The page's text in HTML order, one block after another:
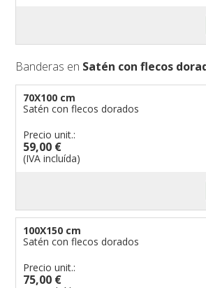
Banderas en Satén con flecos
70X100 cm
Satén con flecos dorados
Precio unit.:
59,00 €
(IVA incluída)
100X150 cm
Satén con flecos dorados
Precio unit.:
75,00 €